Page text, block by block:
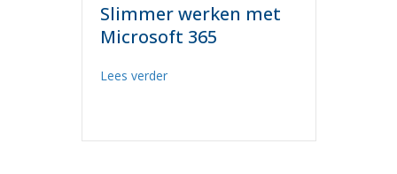
Slimmer werken met
Microsoft 365
Lees verderabout Slimmer werken met Microsoft